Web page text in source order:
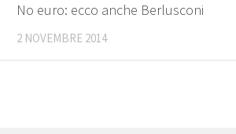
No euro: ecco anche Berlusconi
2 NOVEMBRE 2014